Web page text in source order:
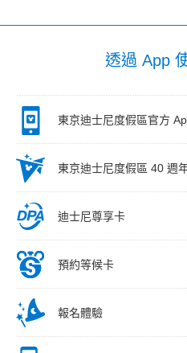
透過 App
東京迪士尼度假區官方
東京迪士尼度假區 40 週
迪士尼尊享卡
預約等候卡
報名體驗